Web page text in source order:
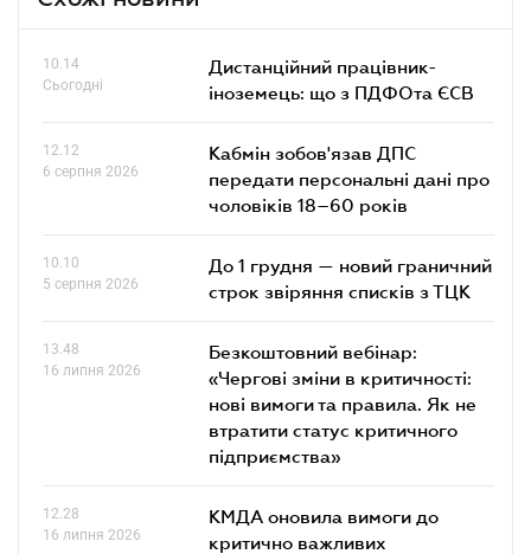
10.14
Сьогодні
Дистанційний працівник-
іноземець: що з ПДФОта ЄСВ
12.12
6 серпня 2026
Кабмін зобов'язав ДПС
передати персональні дані про
чоловіків 18–60 років
10.10
5 серпня 2026
До 1 грудня — новий граничний
строк звіряння списків з ТЦК
13.48
16 липня 2026
Безкоштовний вебінар:
«Чергові зміни в критичності:
нові вимоги та правила. Як не
втратити статус критичного
підприємства»
12.28
16 липня 2026
КМДА оновила вимоги до
критично важливих